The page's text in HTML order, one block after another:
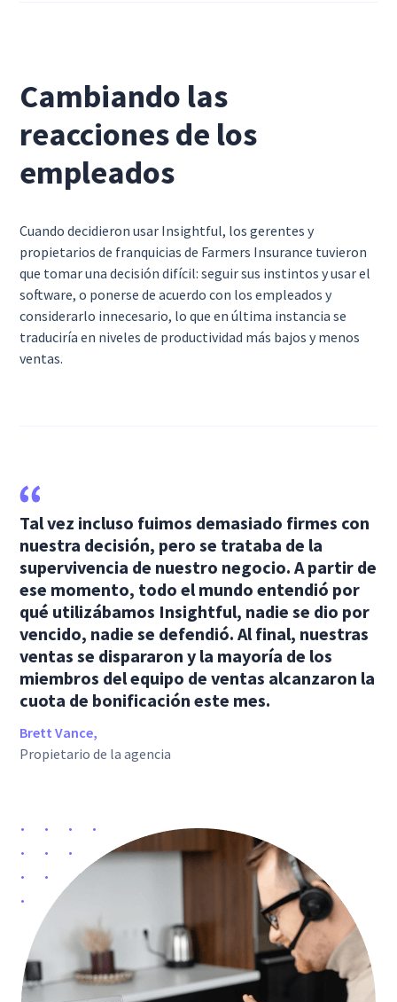
Cambiando las
reacciones de los
empleados
Cuando decidieron usar Insightful, los gerentes y
propietarios de franquicias de Farmers Insurance tuvieron
que tomar una decisión difícil: seguir sus instintos y usar el
software, o ponerse de acuerdo con los empleados y
considerarlo innecesario, lo que en última instancia se
traduciría en niveles de productividad más bajos y menos
ventas.
Tal vez incluso fuimos demasiado firmes con
nuestra decisión, pero se trataba de la
supervivencia de nuestro negocio. A partir de
ese momento, todo el mundo entendió por
qué utilizábamos Insightful, nadie se dio por
vencido, nadie se defendió. Al final, nuestras
ventas se dispararon y la mayoría de los
miembros del equipo de ventas alcanzaron la
cuota de bonificación este mes.
Brett Vance,
Propietario de la agencia